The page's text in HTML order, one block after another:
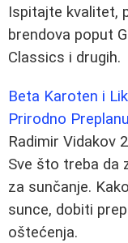
Ispitajte kvalitet,
brendova poput
Classics i drugih.
Beta Karoten i
Prirodno
Radimir Vidakov
Sve što treba da
za sunčanje.
sunce, dobiti
oštećenja.